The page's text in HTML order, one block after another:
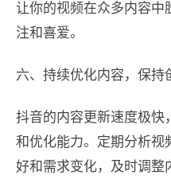
让你的视频在众多内容中
注和喜爱。
六、持续优化内容，保持
抖音的内容更新速度极快
和优化能力。定期分析视
好和需求变化，及时调整